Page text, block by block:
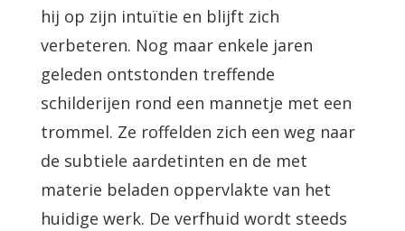
hij op zijn intuïtie en blijft zich
verbeteren. Nog maar enkele jaren
geleden ontstonden treffende
schilderijen rond een mannetje met een
trommel. Ze roffelden zich een weg naar
de subtiele aardetinten en de met
materie beladen oppervlakte van het
huidige werk. De verfhuid wordt steeds